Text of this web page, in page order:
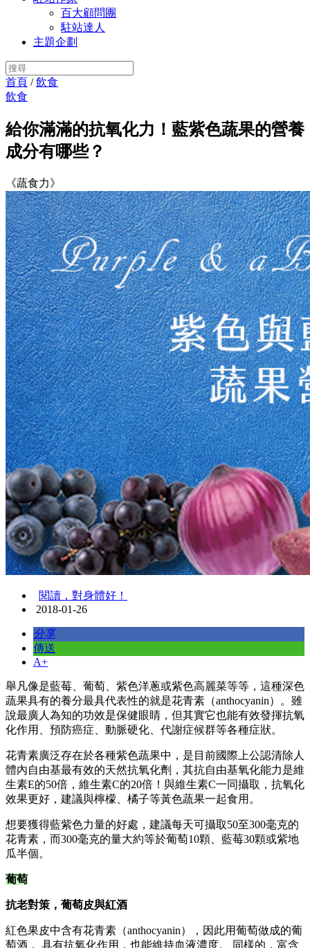
百大顧問團
駐站達人
主題企劃
首頁 /飲食
飲食
給你滿滿的抗氧化力！藍紫色蔬果的營養
成分有哪些？
《蔬食力》
閱讀，對身體好！
2018-01-26
分享
傳送
A+
舉凡像是藍莓、葡萄、紫色洋蔥或紫色高麗菜等等，這種深色
蔬果具有的養分最具代表性的就是花青素（anthocyanin）。雖
說最廣人為知的功效是保健眼睛，但其實它也能有效發揮抗氧
化作用、預防癌症、動脈硬化、代謝症候群等各種症狀。
花青素廣泛存在於各種紫色蔬果中，是目前國際上公認清除人
體內自由基最有效的天然抗氧化劑，其抗自由基氧化能力是維
生素E的50倍，維生素C的20倍！與維生素C一同攝取，抗氧化
效果更好，建議與檸檬、橘子等黃色蔬果一起食用。
想要獲得藍紫色力量的好處，建議每天可攝取50至300毫克的
花青素，而300毫克的量大約等於葡萄10顆、藍莓30顆或紫地
瓜半個。
葡萄
抗老對策，葡萄皮與紅酒
紅色果皮中含有花青素（anthocyanin），因此用葡萄做成的葡
萄酒， 具有抗氧化作用，也能維持血液濃度。 同樣的，富含